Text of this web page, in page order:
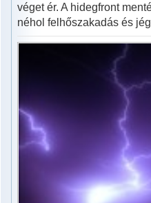
véget ér. A hidegfront
néhol felhőszakadás és